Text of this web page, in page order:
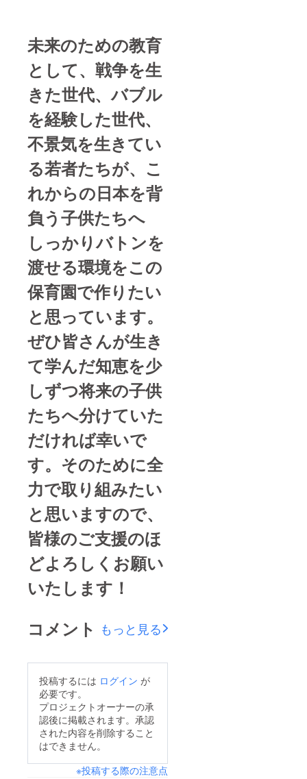
未来のための教育
として、戦争を生
きた世代、バブル
を経験した世代、
不景気を生きてい
る若者たちが、こ
れからの日本を背
負う子供たちへ
しっかりバトンを
渡せる環境をこの
保育園で作りたい
と思っています。
ぜひ皆さんが生き
て学んだ知恵を少
しずつ将来の子供
たちへ分けていた
だければ幸いで
す。そのために全
力で取り組みたい
と思いますので、
皆様のご支援のほ
どよろしくお願い
いたします！
コメント もっと見る
投稿するには ログイン が
必要です。
プロジェクトオーナーの承
認後に掲載されます。承認
された内容を削除すること
はできません。
※投稿する際の注意点